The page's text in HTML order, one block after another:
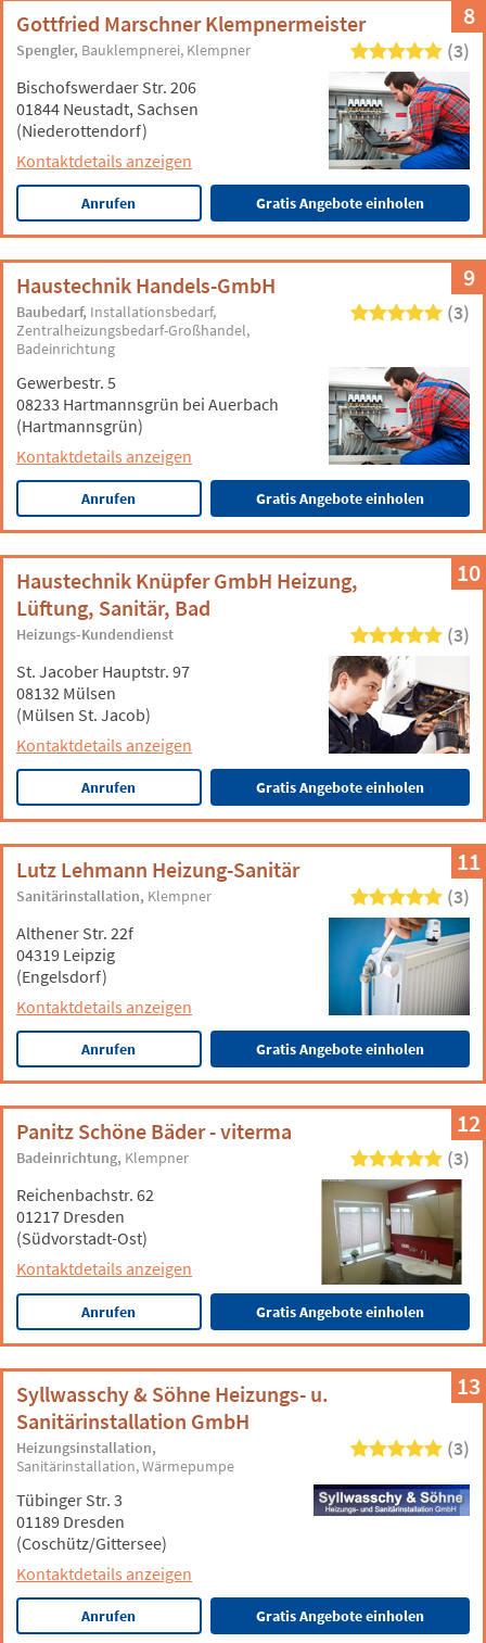
8
Gottfried Marschner Klempnermeister
Spengler Bauklempnerei Klempner (3)
Bischofswerdaer Str. 206
01844 Neustadt, Sachsen
(Niederottendorf)
Kontaktdetails anzeigen
Anrufen Gratis Angebote einholen
9
Haustechnik Handels-GmbH
Baubedarf Installationsbedarf
Zentralheizungsbedarf-Großhandel
Badeinrichtung
(3)
Gewerbestr. 5
08233 Hartmannsgrün bei Auerbach
(Hartmannsgrün)
Kontaktdetails anzeigen
Anrufen Gratis Angebote einholen
10
Haustechnik Knüpfer GmbH Heizung,
Lüftung, Sanitär, Bad
Heizungs-Kundendienst (3)
St. Jacober Hauptstr. 97
08132 Mülsen
(Mülsen St. Jacob)
Kontaktdetails anzeigen
Anrufen Gratis Angebote einholen
11
Lutz Lehmann Heizung-Sanitär
Sanitärinstallation Klempner (3)
Althener Str. 22f
04319 Leipzig
(Engelsdorf)
Kontaktdetails anzeigen
Anrufen Gratis Angebote einholen
12
Panitz Schöne Bäder - viterma
Badeinrichtung Klempner (3)
Reichenbachstr. 62
01217 Dresden
(Südvorstadt-Ost)
Kontaktdetails anzeigen
Anrufen Gratis Angebote einholen
13
Syllwasschy & Söhne Heizungs- u.
Sanitärinstallation GmbH
Heizungsinstallation
Sanitärinstallation Wärmepumpe
(3)
Tübinger Str. 3
01189 Dresden
(Coschütz/Gittersee)
Kontaktdetails anzeigen
Anrufen Gratis Angebote einholen